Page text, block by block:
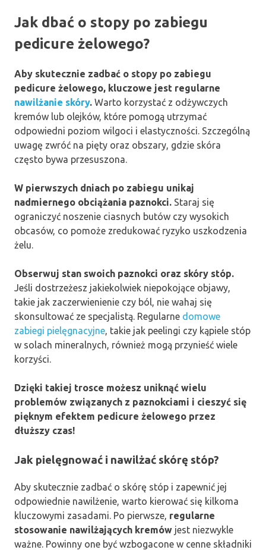
Jak dbać o stopy po zabiegu
pedicure żelowego?
Aby skutecznie zadbać o stopy po zabiegu
pedicure żelowego, kluczowe jest regularne
nawilżanie skóry. Warto korzystać z odżywczych
kremów lub olejków, które pomogą utrzymać
odpowiedni poziom wilgoci i elastyczności. Szczególną
uwagę zwróć na pięty oraz obszary, gdzie skóra
często bywa przesuszona.
W pierwszych dniach po zabiegu unikaj
nadmiernego obciążania paznokci. Staraj się
ograniczyć noszenie ciasnych butów czy wysokich
obcasów, co pomoże zredukować ryzyko uszkodzenia
żelu.
Obserwuj stan swoich paznokci oraz skóry stóp.
Jeśli dostrzeżesz jakiekolwiek niepokojące objawy,
takie jak zaczerwienienie czy ból, nie wahaj się
skonsultować ze specjalistą. Regularne domowe
zabiegi pielęgnacyjne, takie jak peelingi czy kąpiele stóp
w solach mineralnych, również mogą przynieść wiele
korzyści.
Dzięki takiej trosce możesz uniknąć wielu
problemów związanych z paznokciami i cieszyć się
pięknym efektem pedicure żelowego przez
dłuższy czas!
Jak pielęgnować i nawilżać skórę stóp?
Aby skutecznie zadbać o skórę stóp i zapewnić jej
odpowiednie nawilżenie, warto kierować się kilkoma
kluczowymi zasadami. Po pierwsze, regularne
stosowanie nawilżających kremów jest niezwykle
ważne. Powinny one być wzbogacone w cenne składniki